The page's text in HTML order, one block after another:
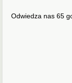
Odwiedza nas 65